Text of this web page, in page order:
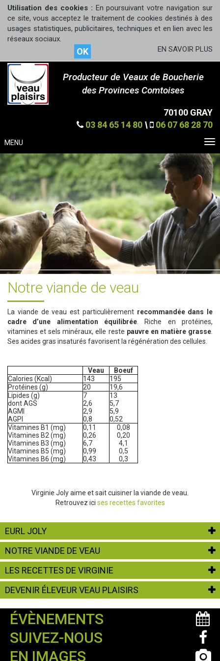
Utilisation des cookies : En poursuivant votre navigation sur
ce site, vous acceptez le traitement de cookies destinés à des
usages statistiques, publicitaires, techniques et en lien avec les
réseaux sociaux.
OK EN SAVOIR PLUS
Producteur de Veaux de Boucherie
des Provinces Comtoises
70100 GRAY
03 84 65 14 80 \ 06 07 68 28 70
MENU
Notre viande de veau
La viande de veau est particulièrement recommandée dans le
cadre d’une alimentation équilibrée . Riche en protéines,
vitamines et sels minéraux, elle reste pauvre en matière grasse
Ses acides gras insaturés favorisent la régénération des cellules.
Veau
Boeuf
Calories (Kcal)
143
195
Protéines (g)
20
19,6
Lipides (g)
dont AGS
AGMI
AGPI
7
2,6
2,9
0,8
13
5,7
5,9
0,52
Vitamines B1 (mg)
Vitamines B2 (mg)
Vitamines B3 (mg)
Vitamines B5 (mg)
Vitamines B6 (mg)
0,11
0,26
6,7
0,99
0,43
0,08
0,20
4,1
0,5
0,3
Virginie Joly aime et sait cuisiner la viande de veau.
Retrouvez ici ses recettes favorites
EURL JOLY
NOTRE VIANDE DE VEAU
LES RECETTES DE VIRGINIE
DEVENIR ÉLEVEUR VEAU PLAISIRS
ÉVÈNEMENTS
SUIVEZ-NOUS
EN IMAGES